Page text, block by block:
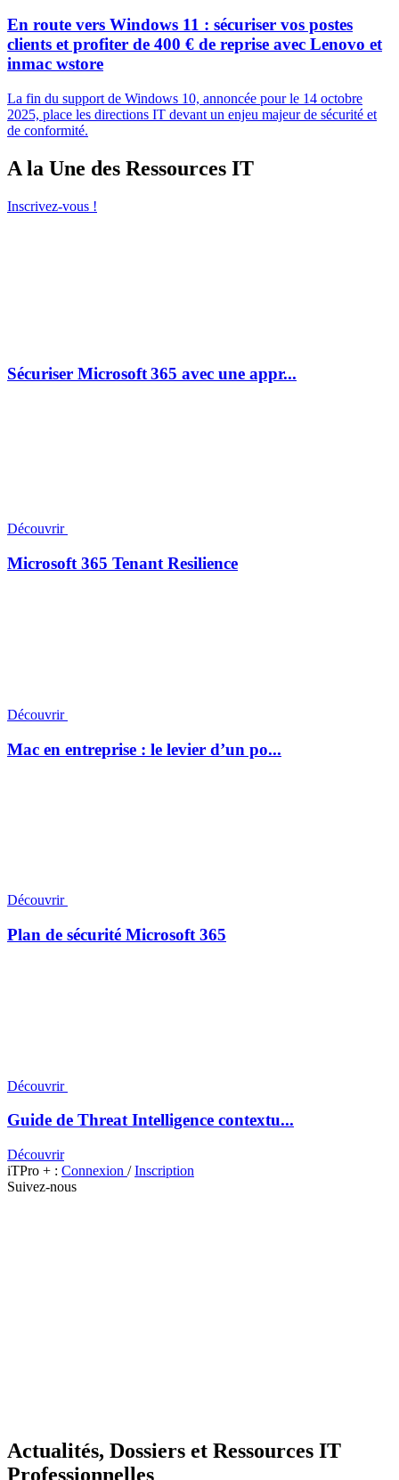
En route vers Windows 11 : sécuriser vos postes
clients et profiter de 400 € de reprise avec Lenovo et
inmac wstore
La fin du support de Windows 10, annoncée pour le 14 octobre
2025, place les directions IT devant un enjeu majeur de sécurité et
de conformité.
A la Une des Ressources IT
Inscrivez-vous !
Sécuriser Microsoft 365 avec une appr...
Découvrir
Microsoft 365 Tenant Resilience
Découvrir
Mac en entreprise : le levier d’un po...
Découvrir
Plan de sécurité Microsoft 365
Découvrir
Guide de Threat Intelligence contextu...
Découvrir
iTPro + : Connexion /Inscription
Suivez-nous
Actualités, Dossiers et Ressources IT
Professionnelles